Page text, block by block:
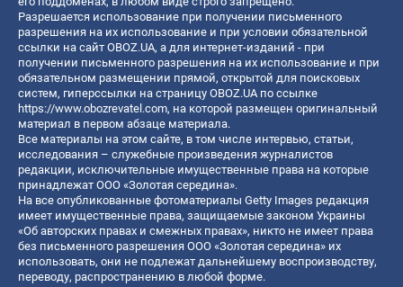
Разрешается использование при получении письменного
разрешения на их использование и при условии обязательной
ссылки на сайт OBOZ.UA, а для интернет-изданий - при
получении письменного разрешения на их использование и при
обязательном размещении прямой, открытой для поисковых
систем, гиперссылки на страницу OBOZ.UA по ссылке
https://www.obozrevatel.com, на которой размещен оригинальный
материал в первом абзаце материала.
Все материалы на этом сайте, в том числе интервью, статьи,
исследования – служебные произведения журналистов
редакции, исключительные имущественные права на которые
принадлежат ООО «Золотая середина».
На все опубликованные фотоматериалы Getty Images редакция
имеет имущественные права, защищаемые законом Украины
«Об авторских правах и смежных правах», никто не имеет права
без письменного разрешения ООО «Золотая середина» их
использовать, они не подлежат дальнейшему воспроизводству,
переводу, распространению в любой форме.